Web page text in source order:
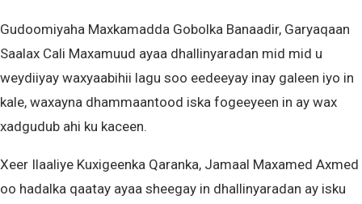
Gudoomiyaha Maxkamadda Gobolka Banaadir, Garyaqaan
Saalax Cali Maxamuud ayaa dhallinyaradan mid mid u
weydiiyay waxyaabihii lagu soo eedeeyay inay galeen iyo in
kale, waxayna dhammaantood iska fogeeyeen in ay wax
xadgudub ahi ku kaceen.
Xeer Ilaaliye Kuxigeenka Qaranka, Jamaal Maxamed Axmed
oo hadalka qaatay ayaa sheegay in dhallinyaradan ay isku